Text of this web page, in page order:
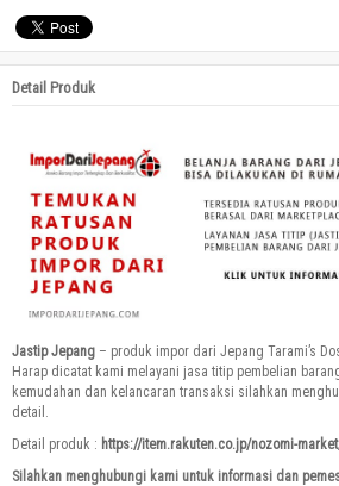
Detail Produk
Jastip Jepang – produk impor dari Jepang Tarami’s
Harap dicatat kami melayani jasa titip pembelian
kemudahan dan kelancaran transaksi silahkan
detail.
Detail produk : https://item.rakuten.co.jp/nozomi-
Silahkan menghubungi kami untuk informasi dan